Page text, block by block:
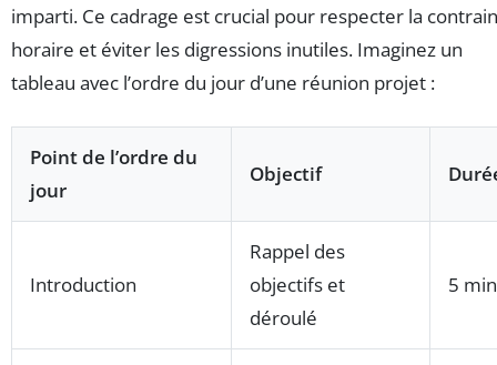
imparti. Ce cadrage est crucial pour respecter la
horaire et éviter les digressions inutiles. Imaginez un
tableau avec l’ordre du jour d’une réunion projet :
Point de l’ordre du
jour
Objectif
Introduction
Rappel des
objectifs et
déroulé
5 min